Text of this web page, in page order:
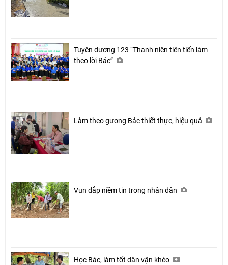
Tuyên dương 123 “Thanh niên tiên tiến làm
theo lời Bác”
Làm theo gương Bác thiết thực, hiệu quả
Vun đắp niềm tin trong nhân dân
Học Bác, làm tốt dân vận khéo